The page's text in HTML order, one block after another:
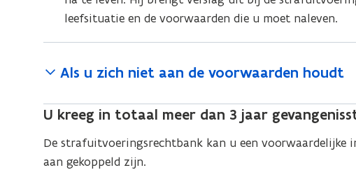
leefsituatie en de voorwaarden die u moet naleven.
Als u zich niet aan de voorwaarden houdt
U kreeg in totaal meer dan 3 jaar
De strafuitvoeringsrechtbank kan u een voorwaardelijke
aan gekoppeld zijn.